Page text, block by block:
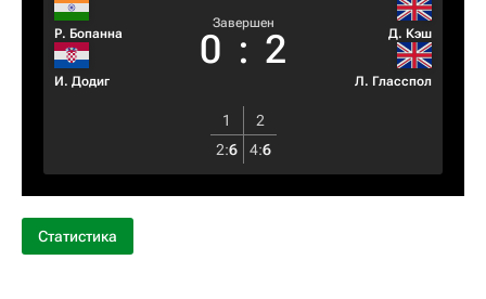
Р. Бопанна
И. Додиг
Завершен
0 : 2 Д. Кэш
Л. Гласспол
1
2
2:6 4:6
Статистика